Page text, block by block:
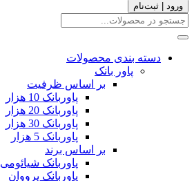
ورود | ثبت‌نام
دسته بندی محصولات
پاور بانک
بر اساس ظرفیت
پاوربانک 10 هزار
پاوربانک 20 هزار
پاوربانک 30 هزار
پاوربانک 5 هزار
بر اساس برند
پاوربانک شیائومی
پاوربانک پرووان